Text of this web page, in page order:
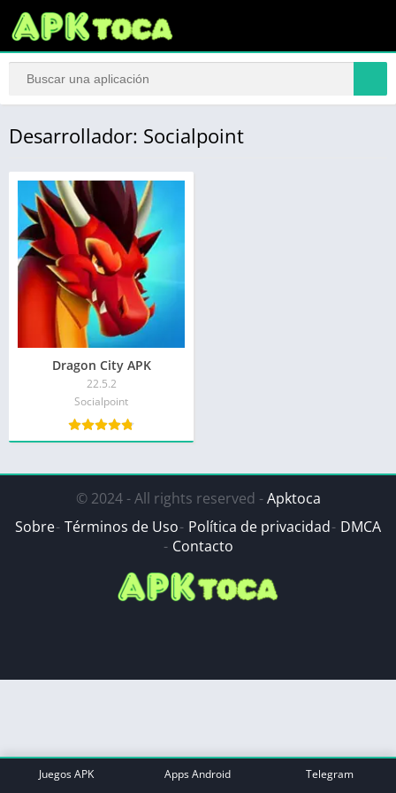
Desarrollador: Socialpoint
Dragon City APK
22.5.2
Socialpoint
© 2024 - All rights reserved -Apktoca
Sobre Términos de Uso Política de privacidad DMCA
Contacto
Juegos APK Apps Android Telegram